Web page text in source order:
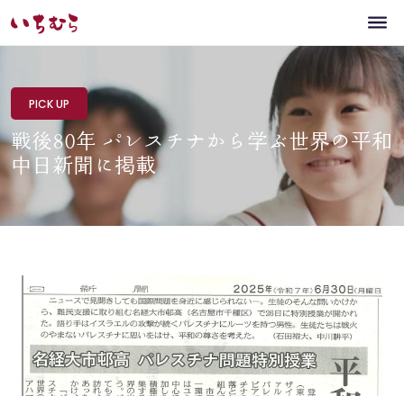
PICK UP
戦後80年 パレスチナから学ぶ世界の平和
中日新聞に掲載